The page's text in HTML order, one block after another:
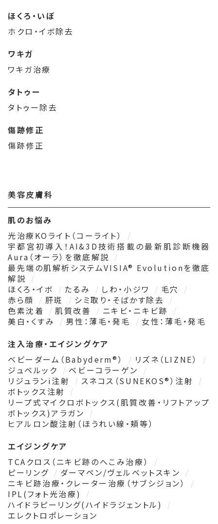
ほくろ・いぼ
ホクロ・イボ除去
ワキガ
ワキガ治療
タトゥー
タトゥー除去
傷跡修正
傷跡修正
美容皮膚科
肌のお悩み
光治療KOライト（コーライト）
宇都宮初導入！AI&3D技術搭載の最新肌診断機器
Aura（オーラ）を徹底解説
最先端の肌解析システムVISIA® Evolutionを徹底
解説
ほくろ・イボ
たるみ しわ・小ジワ
毛穴
赤ら顔
肝斑
シミ取り・そばかす除去
色素沈着
肌質改善
ニキビ・ニキビ跡
美白・くすみ
男性：薄毛・発毛
女性：薄毛・発毛
注入治療・エイジングケア
ベビーダーム（Babyderm®）
リズネ（LIZNE）
ジュベルック
ベビーコラーゲン
リジュランi注射
スネコス（SUNEKOS®）注射
ボトックス注射
リープ式マイクロボトックス(肌質改善・リフトアップ
ボトックス)アラガン
ヒアルロン酸注射（ほうれい線・頬等）
エイジングケア
TCAクロス（ニキビ跡のへこみ治療）
ピーリング
ダーマペン/ヴェルベットスキン
ニキビ跡治療・クレーター治療（サブシジョン）
IPL(フォト光治療)
ハイドラピーリング(ハイドラジェントル)
エレクトロポレーション